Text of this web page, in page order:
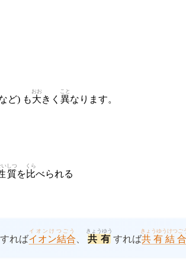
ど) も大
おお
きく 異
こと
なります。
質
いしつ
を比
くら
べられる
すればイオン結合
イオンけつごう
共有
きょうゆう
すれば共有結合
きょうゆうけつご